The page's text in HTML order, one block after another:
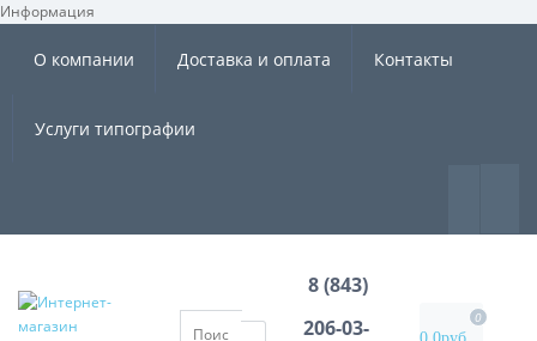
Информация ×
О компании Доставка и оплата Контакты
Услуги типографии
8 (843)
206-03-
0.0руб.
0